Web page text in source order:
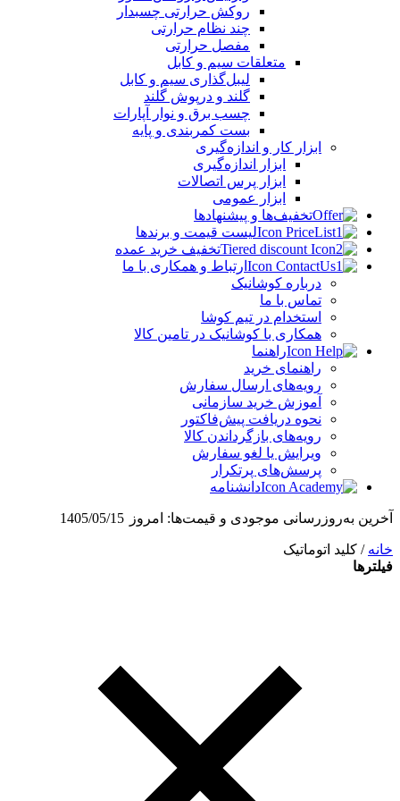
روکش حرارتی چسبدار
چند نظام حرارتی
مفصل حرارتی
متعلقات سیم و کابل
لیبل‌گذاری سیم و کابل
گلند و درپوش گلند
چسب برق و نوار آپارات
بست کمربندی و پایه
ابزار کار و اندازه‌گیری
ابزار اندازه‌گیری
ابزار پرس اتصالات
ابزار عمومی
تخفیف‌ها و پیشنهادها
لیست قیمت و برندها
تخفیف خرید عمده
ارتباط و همکاری با ما
درباره کوشانیک
تماس با ما
استخدام در تیم کوشا
همکاری با کوشانیک در تامین کالا
راهنما
راهنمای خرید
رویه‌های ارسال سفارش
آموزش خرید سازمانی
نحوه دریافت پیش‌فاکتور
رویه‌های بازگرداندن کالا
ویرایش یا لغو سفارش
پرسش‌های پرتکرار
دانشنامه
آخرین به‌روزرسانی موجودی و قیمت‌ها: امروز 1405/05/15
خانه / کلید اتوماتیک
فیلترها